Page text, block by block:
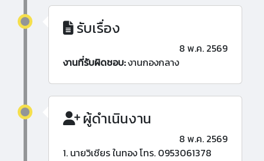
รับเรื่อง
8 พ.ค. 2569
งานที่รับผิดชอบ:งานกองกลาง
ผู้ดำเนินงาน
8 พ.ค. 2569
1. นายวิเชียร ในทอง โทร. 0953061378